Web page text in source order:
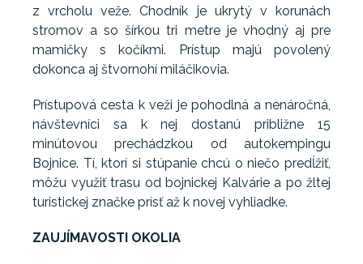
z vrcholu veže. Chodník je ukrytý v korunách
stromov a so šírkou tri metre je vhodný aj pre
mamičky s kočíkmi. Prístup majú povolený
dokonca aj štvornohí miláčikovia.
Prístupová cesta k veži je pohodlná a nenáročná,
návštevníci sa k nej dostanú približne 15
minútovou prechádzkou od autokempingu
Bojnice. Tí, ktorí si stúpanie chcú o niečo predĺžiť,
môžu využiť trasu od bojnickej Kalvárie a po žltej
turistickej značke prísť až k novej vyhliadke.
ZAUJÍMAVOSTI OKOLIA